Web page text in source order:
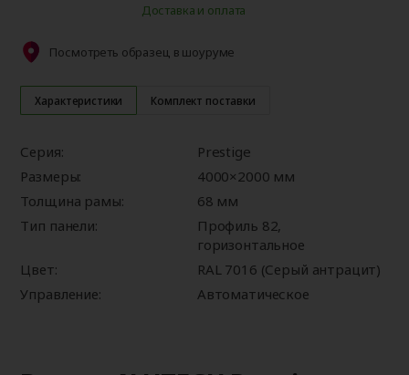
Характеристики Комплект поставки
Серия:
Prestige
Размеры:
4000×2000 мм
Толщина рамы:
68 мм
Тип панели:
Профиль 82,
горизонтальное
Цвет:
RAL 7016 (Серый антрацит)
Управление:
Автоматическое
Доставка и оплата
Посмотреть образец в шоуруме